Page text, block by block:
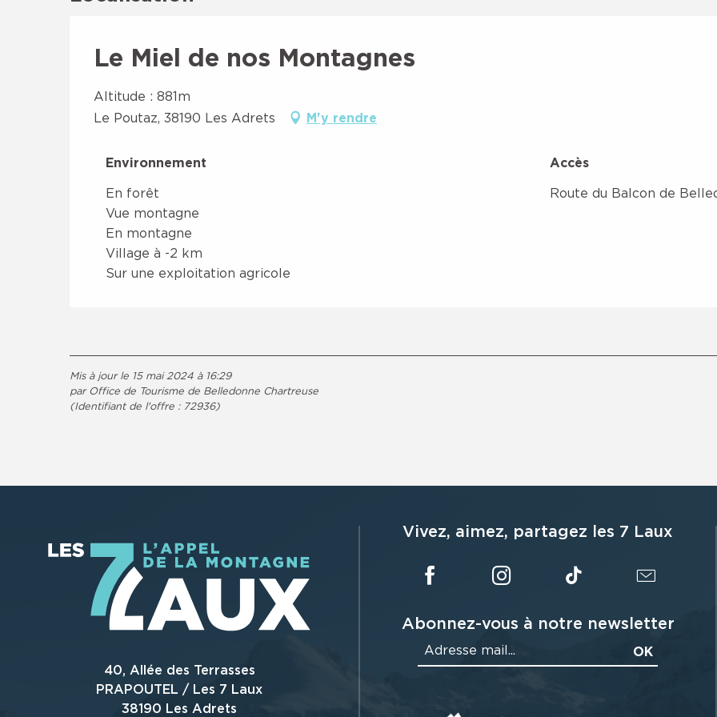
Le Miel de nos Montagnes
Altitude : 881m
Le Poutaz, 38190 Les Adrets
M'y rendre
Environnement
Environnement
En forêt
Vue montagne
En montagne
Village à -2 km
Sur une exploitation agricole
Accès
Accès
Route du Balcon de
Mis à jour le 15 mai 2024 à 16:29
par Office de Tourisme de Belledonne Chartreuse
(Identifiant de l'offre : 72936)
40, Allée des Terrasses
PRAPOUTEL / Les 7 Laux
38190 Les Adrets
Vivez, aimez, partagez les 7 Laux
Abonnez-vous à notre newsletter